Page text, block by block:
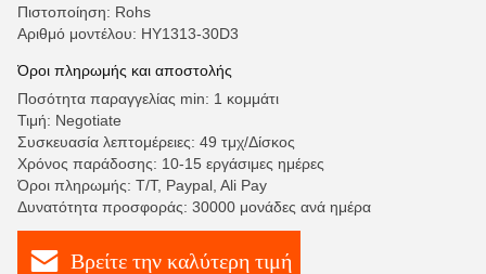
Πιστοποίηση: Rohs
Αριθμό μοντέλου: HY1313-30D3
Όροι πληρωμής και αποστολής
Ποσότητα παραγγελίας min: 1 κομμάτι
Τιμή: Negotiate
Συσκευασία λεπτομέρειες: 49 τμχ/Δίσκος
Χρόνος παράδοσης: 10-15 εργάσιμες ημέρες
Όροι πληρωμής: T/T, Paypal, Ali Pay
Δυνατότητα προσφοράς: 30000 μονάδες ανά ημέρα
Βρείτε την καλύτερη τιμή